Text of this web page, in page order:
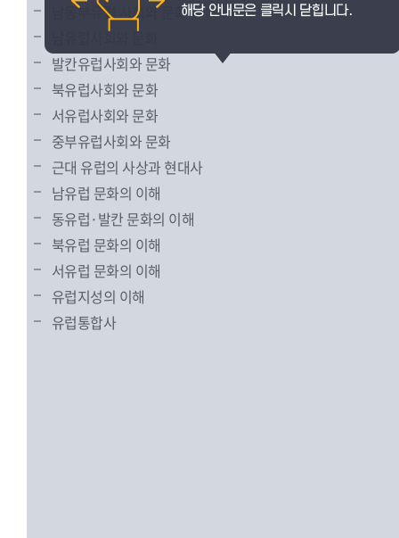
남동부유럽 사회와 문화
남유럽사회와 문화
발칸유럽사회와 문화
북유럽사회와 문화
서유럽사회와 문화
중부유럽사회와 문화
근대 유럽의 사상과 현대사
남유럽 문화의 이해
동유럽·발칸 문화의 이해
북유럽 문화의 이해
서유럽 문화의 이해
유럽지성의 이해
유럽통합사